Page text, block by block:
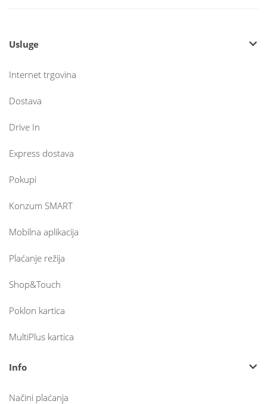
Usluge
Internet trgovina
Dostava
Drive In
Express dostava
Pokupi
Konzum SMART
Mobilna aplikacija
Plaćanje režija
Shop&Touch
Poklon kartica
MultiPlus kartica
Info
Načini plaćanja